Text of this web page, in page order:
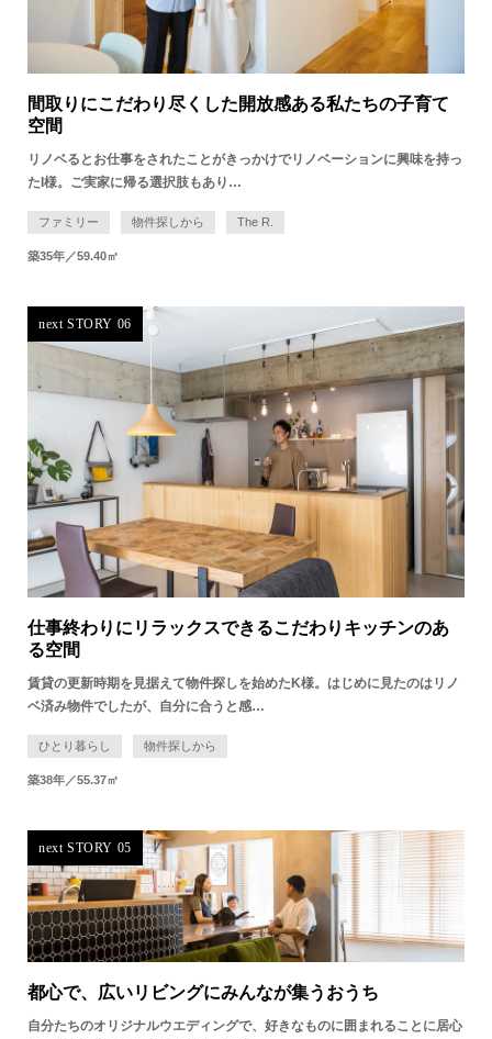
間取りにこだわり尽くした​開放感ある私たちの子育て
空間
リノベるとお仕事をされたことがきっかけでリノベーションに興味を持っ
たI様。​ご実家に帰る選択肢もあり…
ファミリー 物件探しから The R.
築35年／59.40㎡
next STORY 06
仕事終わりにリラックスできる​こだわりキッチンのあ
る空間
賃貸の更新時期を見据えて物件探しを始めたK様。はじめに見たのはリノ
ベ済み物件でしたが、自分に合うと感…
ひとり暮らし 物件探しから
築38年／55.37㎡
next STORY 05
都心で、広いリビングにみんなが集うおうち
自分たちのオリジナルウエディングで、好きなものに囲まれることに居心